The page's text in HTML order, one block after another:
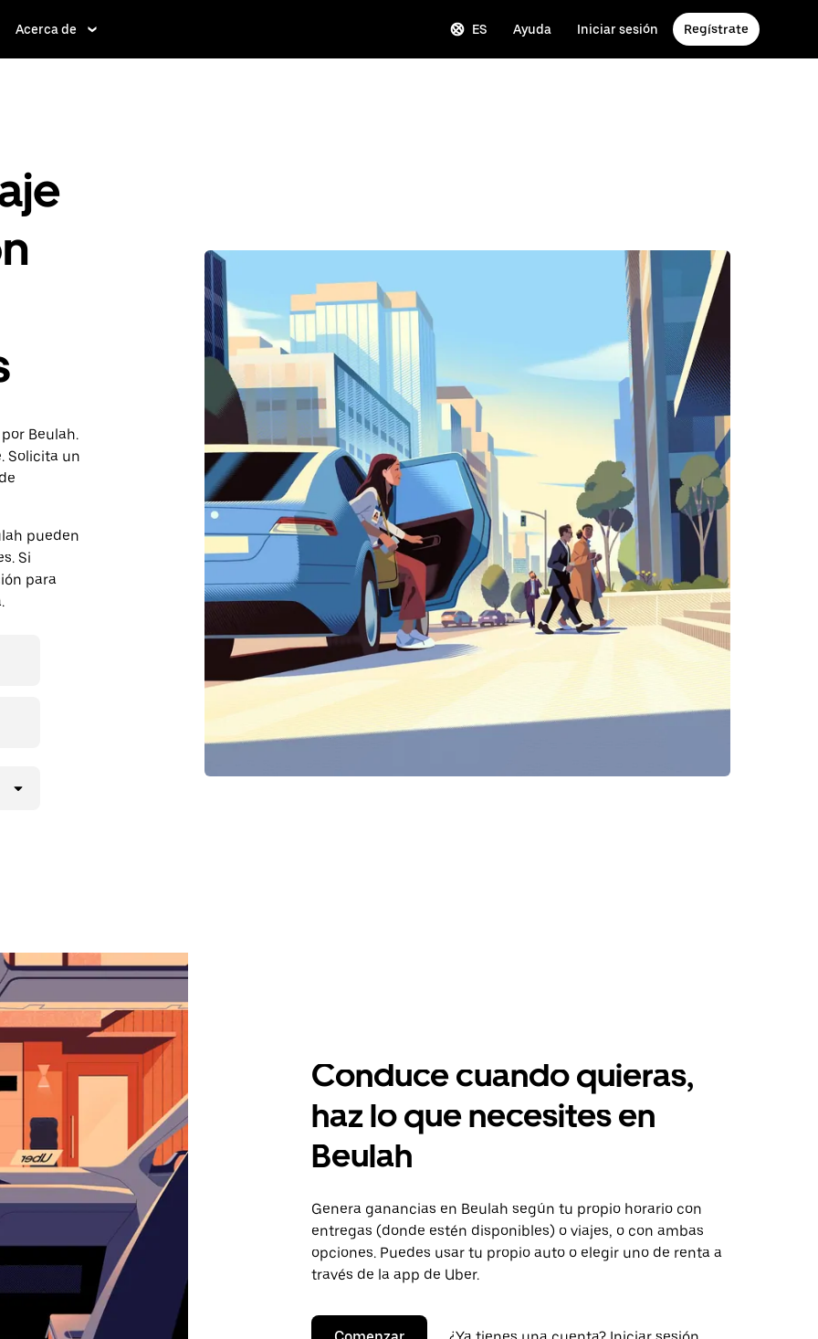
Acerca de ES Ayuda Iniciar sesión Regístrate
Beulah.
Solicita un
pueden
Si
para
Conduce cuando quieras,
haz lo que necesites en
Beulah
Genera ganancias en Beulah según tu propio horario con
entregas (donde estén disponibles) o viajes, o con ambas
opciones. Puedes usar tu propio auto o elegir uno de renta a
través de la app de Uber.